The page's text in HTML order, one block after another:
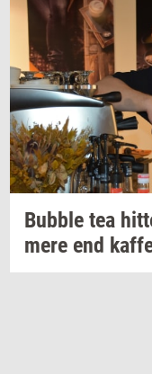
Bubb­le tea
mere end